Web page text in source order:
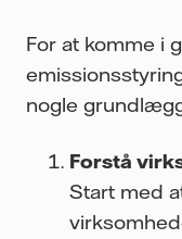
For at komme i
nogle
Forstå
Start med